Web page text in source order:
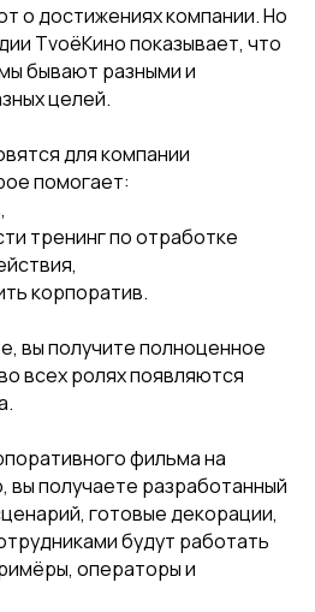
о достижениях компании. Но
ТvоёКино показывает, что
бывают разными и
целей.
для компании
помогает:
тренинг по отработке
корпоратив.
вы получите полноценное
всех ролях появляются
фильма на
вы получаете разработанный
готовые декорации,
будут работать
операторы и